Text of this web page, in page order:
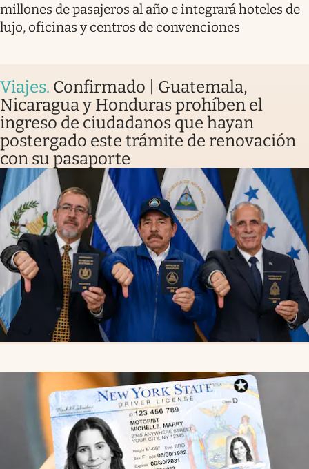
millones de pasajeros al año e integrará hoteles de
lujo, oficinas y centros de convenciones
Viajes. Confirmado | Guatemala,
Nicaragua y Honduras prohíben el
ingreso de ciudadanos que hayan
postergado este trámite de renovación
con su pasaporte